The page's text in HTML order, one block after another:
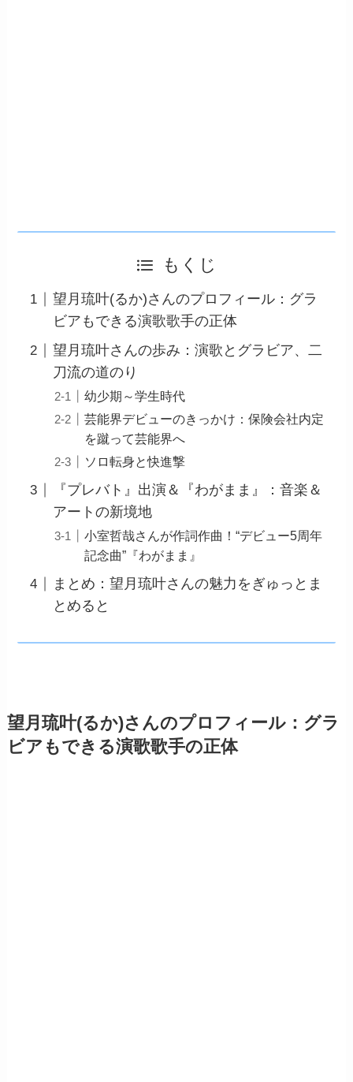
もくじ
望月琉叶(るか)さんのプロフィール：グラ
ビアもできる演歌歌手の正体
望月琉叶さんの歩み：演歌とグラビア、二
刀流の道のり
幼少期～学生時代
芸能界デビューのきっかけ：保険会社内定
を蹴って芸能界へ
ソロ転身と快進撃
『プレバト』出演＆『わがまま』：音楽＆
アートの新境地
小室哲哉さんが作詞作曲！“デビュー5周年
記念曲”『わがまま』
まとめ：望月琉叶さんの魅力をぎゅっとま
とめると
望月琉叶(るか)さんのプロフィール：グラ
ビアもできる演歌歌手の正体